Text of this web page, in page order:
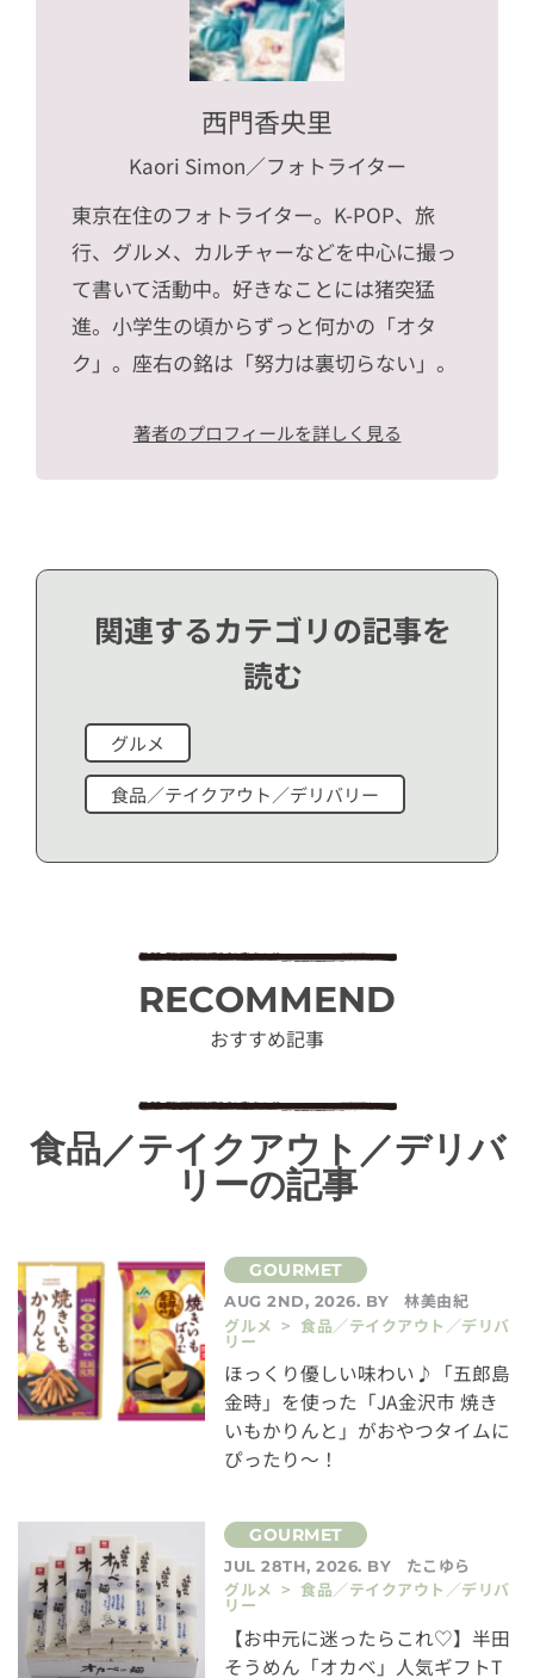
西門香央里
Kaori Simon／フォトライター
東京在住のフォトライター。K-POP、旅
行、グルメ、カルチャーなどを中心に撮っ
て書いて活動中。好きなことには猪突猛
進。小学生の頃からずっと何かの「オタ
ク」。座右の銘は「努力は裏切らない」。
著者のプロフィールを詳しく見る
関連するカテゴリの記事を
読む
グルメ
食品／テイクアウト／デリバリー
RECOMMEND
おすすめ記事
食品／テイクアウト／デリバ
リーの記事
AUG 2ND, 2026. BY
林美由紀
グルメ > 食品／テイクアウト／デリバ
リー
ほっくり優しい味わい♪「五郎島
金時」を使った「JA金沢市 焼き
いもかりんと」がおやつタイムに
ぴったり～！
JUL 28TH, 2026. BY
たこゆら
グルメ > 食品／テイクアウト／デリバ
リー
【お中元に迷ったらこれ♡】半田
そうめん「オカベ」人気ギフトT